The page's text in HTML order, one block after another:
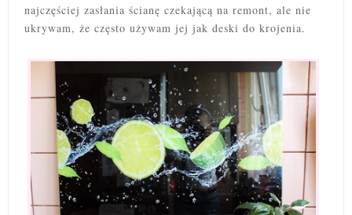
najczęściej zasłania ścianę czekającą na remont, ale nie
ukrywam, że często używam jej jak deski do krojenia.